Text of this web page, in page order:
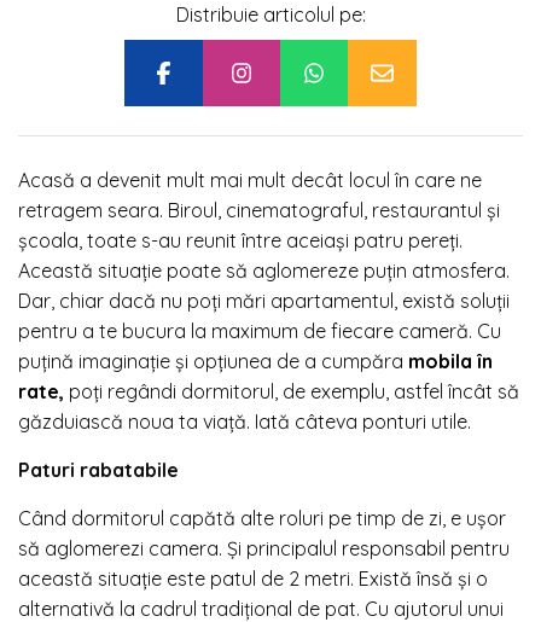
Distribuie articolul pe:
Acasă a devenit mult mai mult decât locul în care ne
retragem seara. Biroul, cinematograful, restaurantul și
școala, toate s-au reunit între aceiași patru pereți.
Această situație poate să aglomereze puțin atmosfera.
Dar, chiar dacă nu poți mări apartamentul, există soluții
pentru a te bucura la maximum de fiecare cameră. Cu
puțină imaginație și opțiunea de a cumpăra mobila în
rate, poți regândi dormitorul, de exemplu, astfel încât să
găzduiască noua ta viață. Iată câteva ponturi utile.
Paturi rabatabile
Când dormitorul capătă alte roluri pe timp de zi, e ușor
să aglomerezi camera. Și principalul responsabil pentru
această situație este patul de 2 metri. Există însă și o
alternativă la cadrul tradițional de pat. Cu ajutorul unui